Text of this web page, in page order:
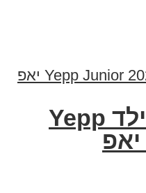
כסא אחורי לילד Yepp